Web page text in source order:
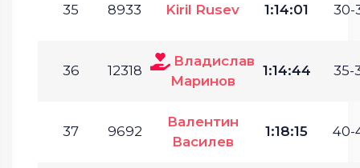
35 8933 Kiril Rusev 1:14:01 30-
36 12318
Владислав
Маринов
1:14:44 35-
37 9692
Валентин
Василев
1:18:15 40-